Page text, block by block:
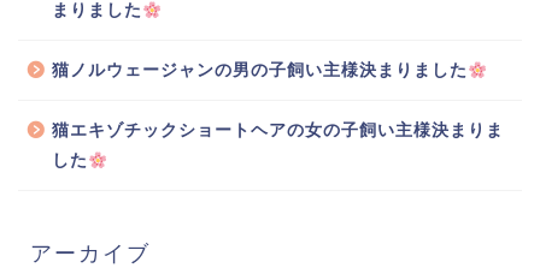
まりました
猫ノルウェージャンの男の子飼い主様決まりました
猫エキゾチックショートヘアの女の子飼い主様決まりま
した
アーカイブ